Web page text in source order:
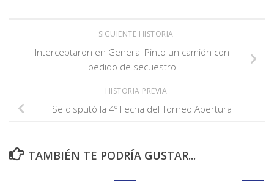
SIGUIENTE HISTORIA
Interceptaron en General Pinto un camión con
pedido de secuestro
HISTORIA PREVIA
Se disputó la 4º Fecha del Torneo Apertura
TAMBIÉN TE PODRÍA GUSTAR...